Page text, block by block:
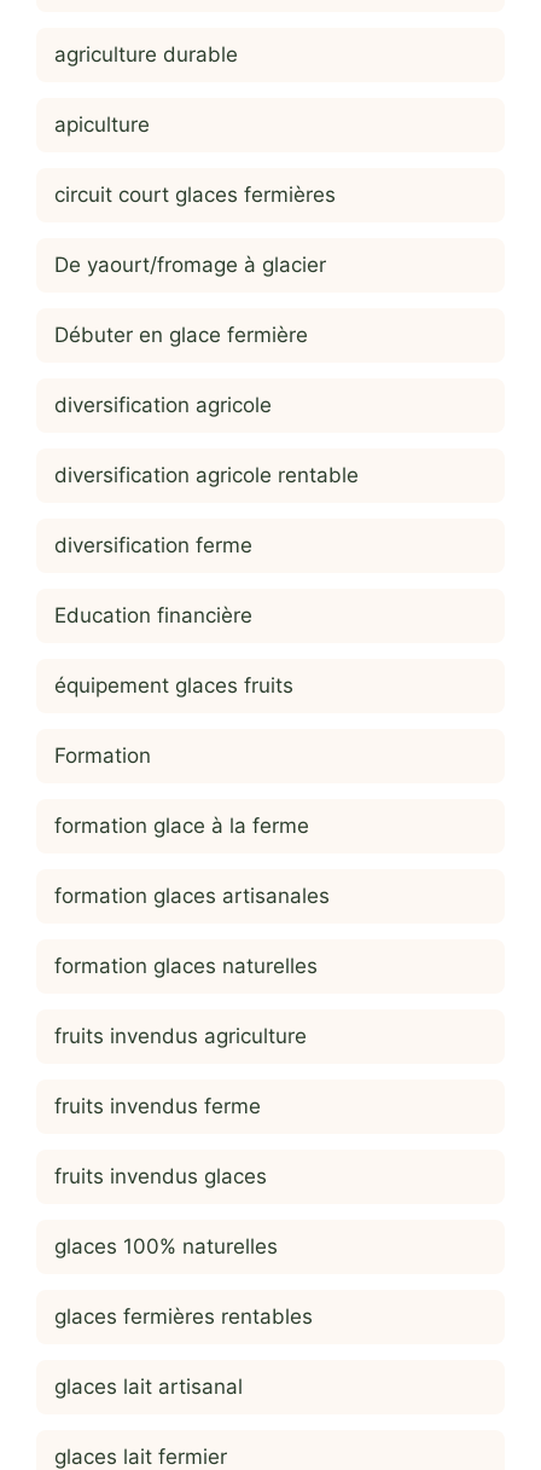
agriculture durable
apiculture
circuit court glaces fermières
De yaourt/fromage à glacier
Débuter en glace fermière
diversification agricole
diversification agricole rentable
diversification ferme
Education financière
équipement glaces fruits
Formation
formation glace à la ferme
formation glaces artisanales
formation glaces naturelles
fruits invendus agriculture
fruits invendus ferme
fruits invendus glaces
glaces 100% naturelles
glaces fermières rentables
glaces lait artisanal
glaces lait fermier